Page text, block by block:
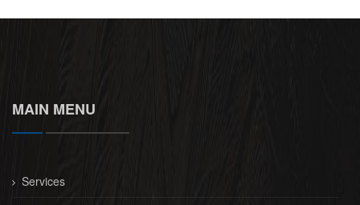
MAIN MENU
Services